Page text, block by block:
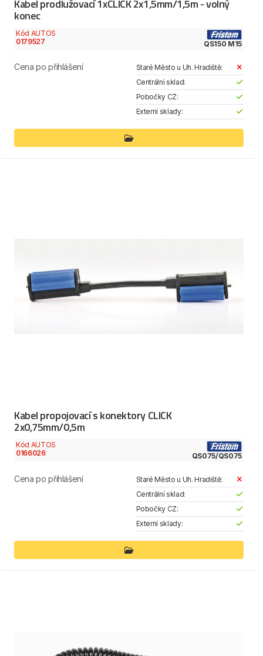
Kabel prodlužovací 1xCLICK 2x1,5mm/1,5m - volný
konec
Kód AUTOS
0179527
QS150 M15
Cena po přihlášení
Staré Město u Uh. Hradiště:
Centrální sklad:
Pobočky CZ:
Externí sklady:
Kabel propojovací s konektory CLICK
2x0,75mm/0,5m
Kód AUTOS
0166026
QS075/QS075
Cena po přihlášení
Staré Město u Uh. Hradiště:
Centrální sklad:
Pobočky CZ:
Externí sklady: